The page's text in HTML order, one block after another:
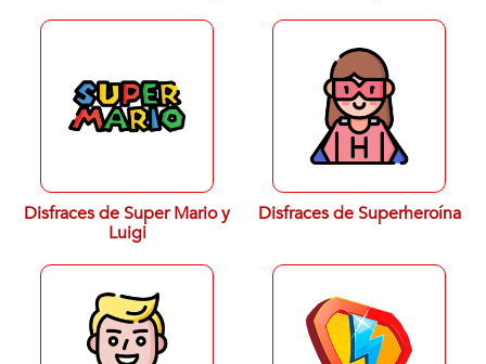
Disfraces de Super Mario y
Luigi
Disfraces de Superheroína